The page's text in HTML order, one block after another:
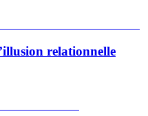
relationnelle